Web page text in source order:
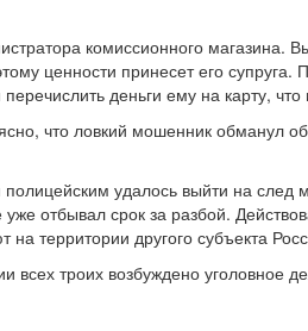
комиссионного магазина.
ценности принесет его
деньги ему на карту,
что ловкий мошенник обманул
полицейским удалось выйти на
уже отбывал срок за разбой.
территории другого субъекта
всех троих возбуждено уголовное